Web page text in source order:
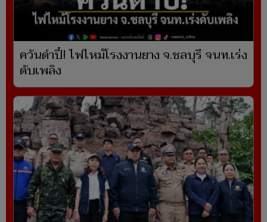
ควันดำปี๋! ไฟไหม้โรงงานยาง จ.ชลบุรี จนท.เร่ง
ดับเพลิง